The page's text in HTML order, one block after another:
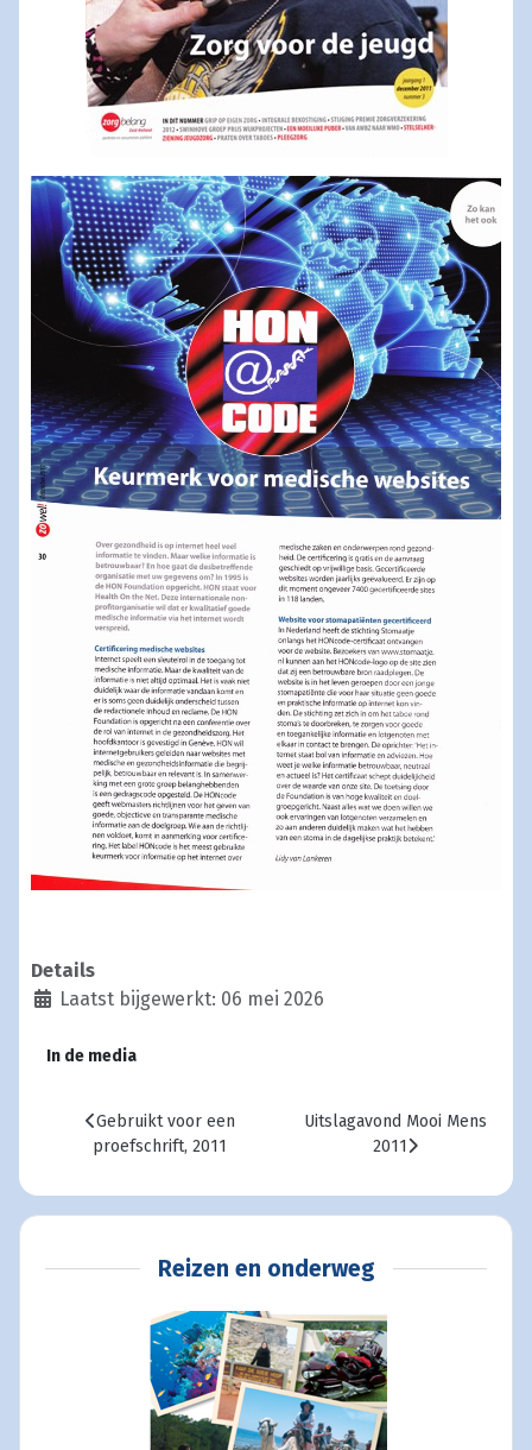
Details
Laatst bijgewerkt: 06 mei 2026
In de media
Vorig artikel: Gebruikt voor een proefschrift, 2011
Gebruikt voor een
proefschrift, 2011
Volgende artikel:
Uitslagavond Mooi Mens
2011
Reizen en onderweg